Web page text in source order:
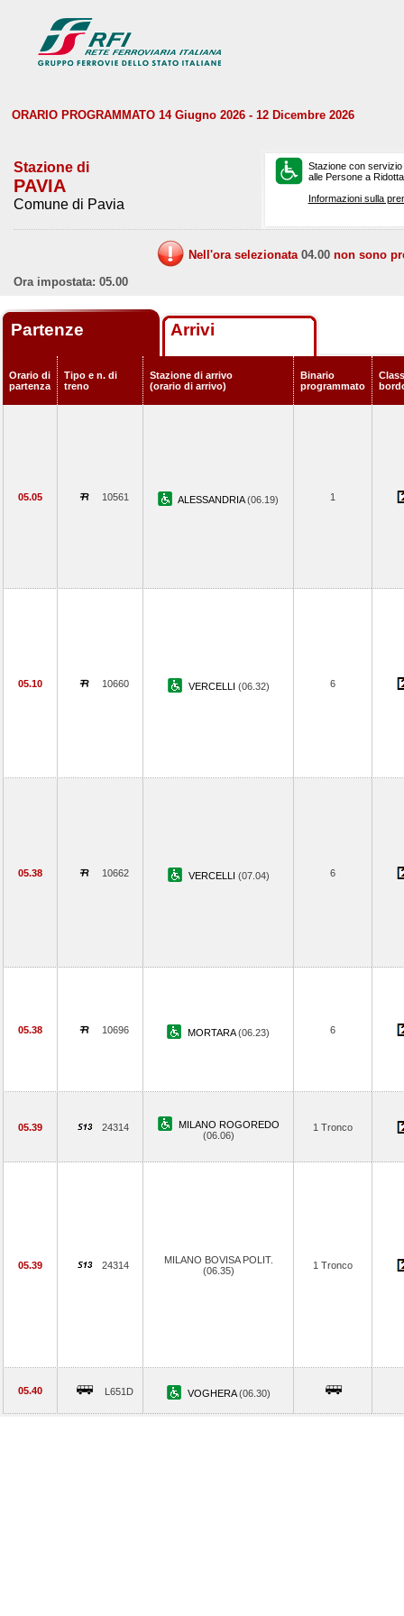
ORARIO PROGRAMMATO 14 Giugno 2026 - 12 Dicembre 2026
Stazione di
PAVIA
Comune di Pavia
Stazione con
alle Persone a
Informazioni sulla
Nell'ora selezionata 04.00 non sono
Ora impostata: 05.00
Partenze Arrivi
Orario di
partenza
Tipo e n. di
treno
Stazione di arrivo
(orario di arrivo)
Binario
programmato
05.05 10561 ALESSANDRIA(06.19) 1
05.10 10660 VERCELLI (06.32) 6
05.38 10662 VERCELLI (07.04) 6
05.38 10696 MORTARA(06.23) 6
05.39 24314
MILANO ROGOREDO
(06.06)
1 Tronco
05.39 24314
MILANO BOVISA POLIT.
(06.35)
1 Tronco
05.40 L651D VOGHERA(06.30)